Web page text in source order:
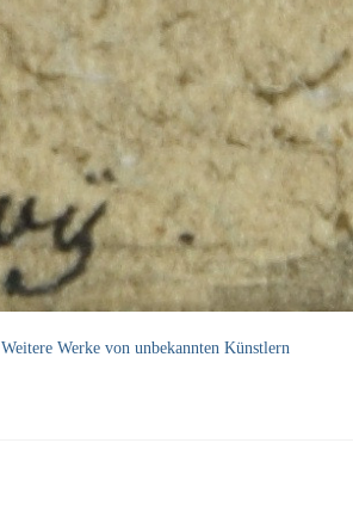
Weitere Werke von unbekannten Künstlern